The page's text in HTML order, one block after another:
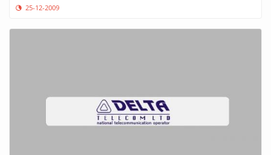
25-12-2009